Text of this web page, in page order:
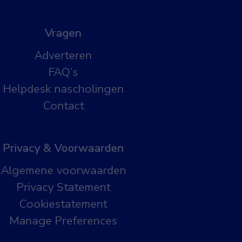
Vragen
Adverteren
FAQ’s
Helpdesk nascholingen
Contact
Privacy & Voorwaarden
Algemene voorwaarden
Privacy Statement
Cookiestatement
Manage Preferences